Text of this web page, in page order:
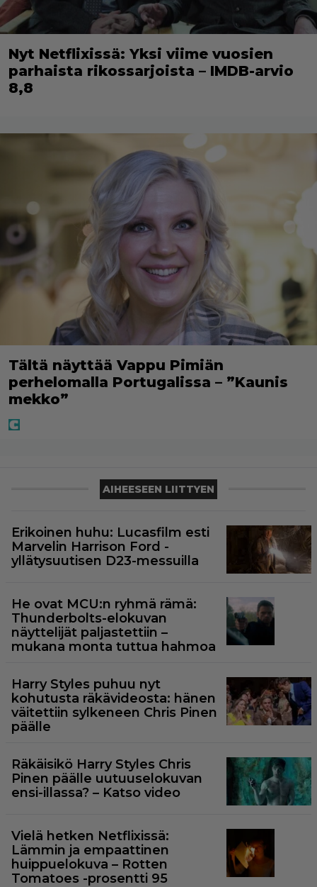
Nyt Netflixissä: Yksi viime vuosien
parhaista rikossarjoista – IMDB-arvio
8,8
Tältä näyttää Vappu Pimiän
perhelomalla Portugalissa – ”Kaunis
mekko”
AIHEESEEN LIITTYEN
Erikoinen huhu: Lucasfilm esti
Marvelin Harrison Ford -
yllätysuutisen D23-messuilla
He ovat MCU:n ryhmä rämä:
Thunderbolts-elokuvan
näyttelijät paljastettiin –
mukana monta tuttua hahmoa
Harry Styles puhuu nyt
kohutusta räkävideosta: hänen
väitettiin sylkeneen Chris Pinen
päälle
Räkäisikö Harry Styles Chris
Pinen päälle uutuuselokuvan
ensi-illassa? – Katso video
Vielä hetken Netflixissä:
Lämmin ja empaattinen
huippuelokuva – Rotten
Tomatoes -prosentti 95